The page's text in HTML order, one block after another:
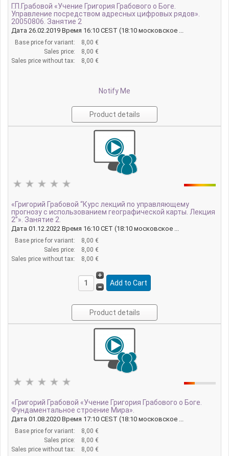
Г.П.Грабовой «Учение Григория Грабового о Боге.
Управление посредством адресных цифровых рядов».
20050806. Занятие 2
Дата 26.02.2019 Время 16:10 CEST (18:10 московское ...
Base price for variant:
8,00 €
Sales price:
8,00 €
Sales price without tax:
8,00 €
Notify Me
Product details
«Григорий Грабовой “Курс лекций по управляющему
прогнозу с использованием географической карты. Лекция
2”». Занятие 2.
Дата 01.12.2022 Время 16:10 CET (18:10 московское ...
Base price for variant:
8,00 €
Sales price:
8,00 €
Sales price without tax:
8,00 €
Product details
«Григорий Грабовой «Учение Григория Грабового о Боге.
Фундаментальное строение Мира».
Дата 01.08.2020 Время 17:10 CEST (18:10 московское ...
Base price for variant:
8,00 €
Sales price:
8,00 €
Sales price without tax:
8,00 €